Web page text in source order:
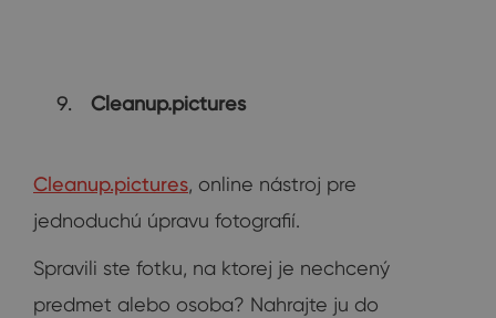
Cleanup.pictures
Cleanup.pictures, online nástroj pre
jednoduchú úpravu fotografií.
Spravili ste fotku, na ktorej je nechcený
predmet alebo osoba? Nahrajte ju do